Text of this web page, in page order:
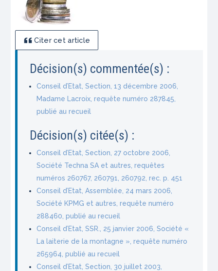
Citer cet article
Décision(s) commentée(s) :
Conseil d’Etat, Section, 13 décembre 2006,
Madame Lacroix, requête numéro 287845,
publié au recueil
Décision(s) citée(s) :
Conseil d’Etat, Section, 27 octobre 2006,
Société Techna SA et autres, requêtes
numéros 260767, 260791, 260792, rec. p. 451
Conseil d’Etat, Assemblée, 24 mars 2006,
Société KPMG et autres, requête numéro
288460, publié au recueil
Conseil d’Etat, SSR., 25 janvier 2006, Société «
La laiterie de la montagne », requête numéro
265964, publié au recueil
Conseil d’Etat, Section, 30 juillet 2003,